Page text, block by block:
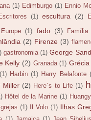
(1) Edimburgo (1) Ennio
(1) escultura (2)
Europe (1) fado (3) Família
(2) Firenze (3)
gastronomia (1) George Sand
Kelly (2) Granada (1) Grécia
(1) Harbin (1) Harry Belafonte
Miller (2) Here`s to Life (1)
Hôtel de la Marine (1)
igrejas (1) Il Volo (1) Ilhas